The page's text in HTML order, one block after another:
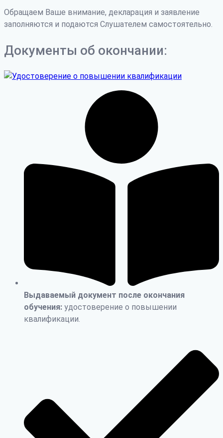
Обращаем Ваше внимание, декларация и заявление
заполняются и подаются Слушателем самостоятельно.
Документы об окончании:
Выдаваемый документ после окончания
обучения: удостоверение о повышении
квалификации.